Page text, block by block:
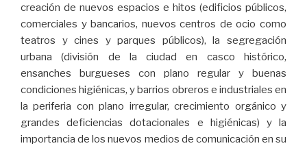
creación de nuevos espacios e hitos (edificios públicos,
comerciales y bancarios, nuevos centros de ocio como
teatros y cines y parques públicos), la segregación
urbana (división de la ciudad en casco histórico,
ensanches burgueses con plano regular y buenas
condiciones higiénicas, y barrios obreros e industriales en
la periferia con plano irregular, crecimiento orgánico y
grandes deficiencias dotacionales e higiénicas) y la
importancia de los nuevos medios de comunicación en su